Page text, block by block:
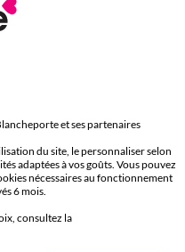
de confirmationet ses partenaires
du site, le personnaliser selon
adaptées à vos goûts. Vous pouvez
nécessaires au fonctionnement
6 mois.
consultez la